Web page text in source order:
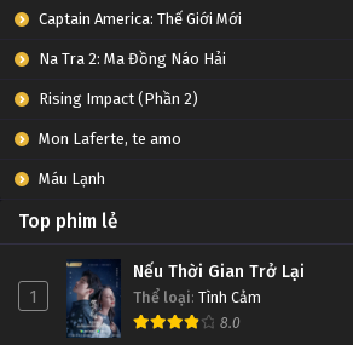
Captain America: Thế Giới Mới
Na Tra 2: Ma Đồng Náo Hải
Rising Impact (Phần 2)
Mon Laferte, te amo
Máu Lạnh
Top phim lẻ
1
Nếu Thời Gian Trở Lại
Thể loại: Tình Cảm
8.0